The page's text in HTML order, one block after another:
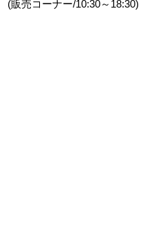
(販売コーナー/10:30～18:30)